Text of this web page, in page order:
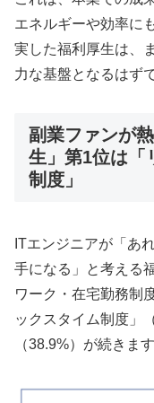
エネルギーや効率に
実した福利厚生は、
力な基盤となるはず
副業ファンが
生」第1位は「
制度」
ITエンジニアが「あ
手になる」と考える
ワーク・在宅勤務制
ックスタイム制度」
（38.9%）が続きます